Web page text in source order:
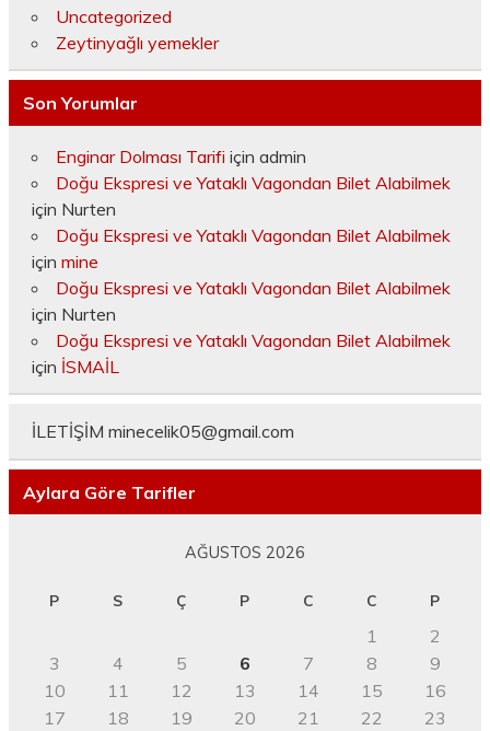
Uncategorized
Zeytinyağlı yemekler
Son Yorumlar
Enginar Dolması Tarifi için admin
Doğu Ekspresi ve Yataklı Vagondan Bilet Alabilmek
için Nurten
Doğu Ekspresi ve Yataklı Vagondan Bilet Alabilmek
için mine
Doğu Ekspresi ve Yataklı Vagondan Bilet Alabilmek
için Nurten
Doğu Ekspresi ve Yataklı Vagondan Bilet Alabilmek
için İSMAİL
İLETİŞİM minecelik05@gmail.com
Aylara Göre Tarifler
AĞUSTOS 2026
P S Ç P C C P
1
2
3
4 5 6 7 8
9
10
11 12 13 14 15
16
17
18 19 20 21 22
23